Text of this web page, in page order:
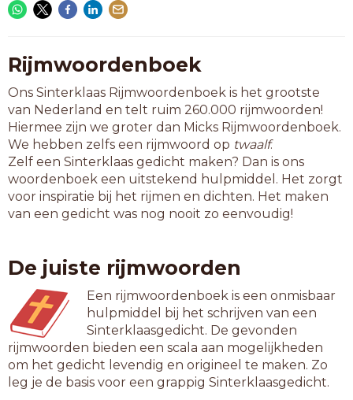
puppy
ready
rugby
sorry
sulky
teddy
tipsy
toddy
tommy
zloty
comedy
donkey
flashy
floppy
glossy
groggy
groovy
Rijmwoordenboek
Ons Sinterklaas Rijmwoordenboek is het grootste
van Nederland en telt ruim 260.000 rijmwoorden!
Hiermee zijn we groter dan Micks Rijmwoordenboek.
We hebben zelfs een rijmwoord op twaalf.
Zelf een Sinterklaas gedicht maken? Dan is ons
woordenboek een uitstekend hulpmiddel. Het zorgt
voor inspiratie bij het rijmen en dichten. Het maken
van een gedicht was nog nooit zo eenvoudig!
De juiste rijmwoorden
Een rijmwoordenboek is een onmisbaar
hulpmiddel bij het schrijven van een
Sinterklaasgedicht. De gevonden
rijmwoorden bieden een scala aan mogelijkheden
om het gedicht levendig en origineel te maken. Zo
leg je de basis voor een grappig Sinterklaasgedicht.